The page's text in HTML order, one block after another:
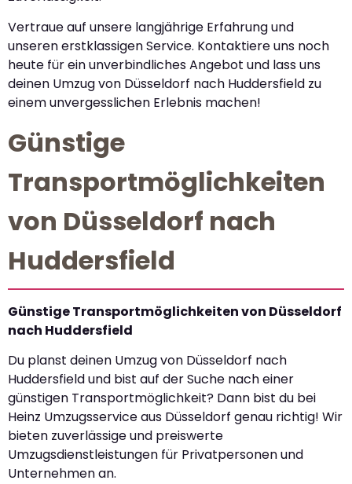
Vertraue auf unsere langjährige Erfahrung und
unseren erstklassigen Service. Kontaktiere uns noch
heute für ein unverbindliches Angebot und lass uns
deinen Umzug von Düsseldorf nach Huddersfield zu
einem unvergesslichen Erlebnis machen!
Günstige
Transportmöglichkeiten
von Düsseldorf nach
Huddersfield
Günstige Transportmöglichkeiten von Düsseldorf
nach Huddersfield
Du planst deinen Umzug von Düsseldorf nach
Huddersfield und bist auf der Suche nach einer
günstigen Transportmöglichkeit? Dann bist du bei
Heinz Umzugsservice aus Düsseldorf genau richtig! Wir
bieten zuverlässige und preiswerte
Umzugsdienstleistungen für Privatpersonen und
Unternehmen an.